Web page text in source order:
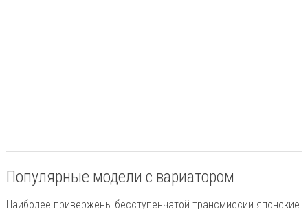
Популярные модели с вариатором
Наиболее привержены бесступенчатой трансмиссии японские